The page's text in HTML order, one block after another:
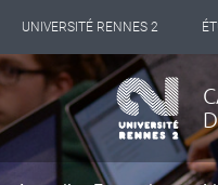
UNIVERSITÉ RENNES 2
INTERNATIONAL
LES NOUVELLES DE RENNES 2